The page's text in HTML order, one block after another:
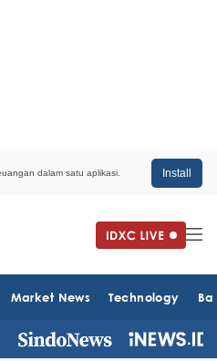
dalam satu aplikasi. Install
Market News Technology